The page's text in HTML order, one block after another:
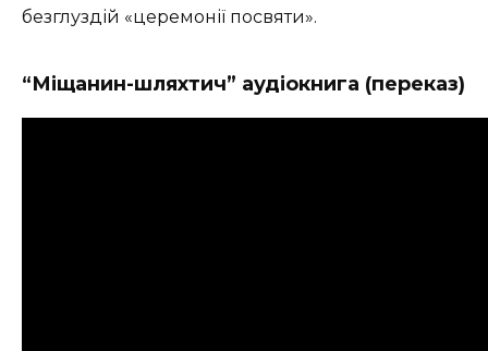
безглуздій «церемонії посвяти».
“Міщанин-шляхтич” аудіокнига (переказ)